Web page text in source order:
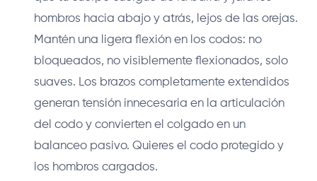
hombros hacia abajo y atrás, lejos de las orejas.
Mantén una ligera flexión en los codos: no
bloqueados, no visiblemente flexionados, solo
suaves. Los brazos completamente extendidos
generan tensión innecesaria en la articulación
del codo y convierten el colgado en un
balanceo pasivo. Quieres el codo protegido y
los hombros cargados.